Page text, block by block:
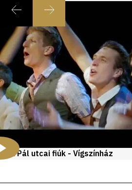
galériák
A Pál utcai fiúk - Vígszínház